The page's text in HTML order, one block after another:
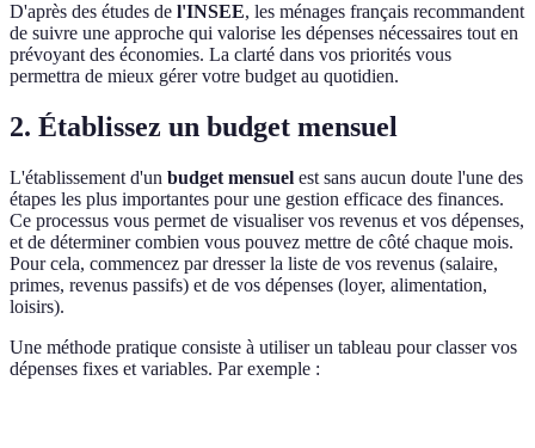
D'après des études de l'INSEE, les ménages français recommandent
de suivre une approche qui valorise les dépenses nécessaires tout en
prévoyant des économies. La clarté dans vos priorités vous
permettra de mieux gérer votre budget au quotidien.
2. Établissez un budget mensuel
L'établissement d'un budget mensuel est sans aucun doute l'une des
étapes les plus importantes pour une gestion efficace des finances.
Ce processus vous permet de visualiser vos revenus et vos dépenses,
et de déterminer combien vous pouvez mettre de côté chaque mois.
Pour cela, commencez par dresser la liste de vos revenus (salaire,
primes, revenus passifs) et de vos dépenses (loyer, alimentation,
loisirs).
Une méthode pratique consiste à utiliser un tableau pour classer vos
dépenses fixes et variables. Par exemple :